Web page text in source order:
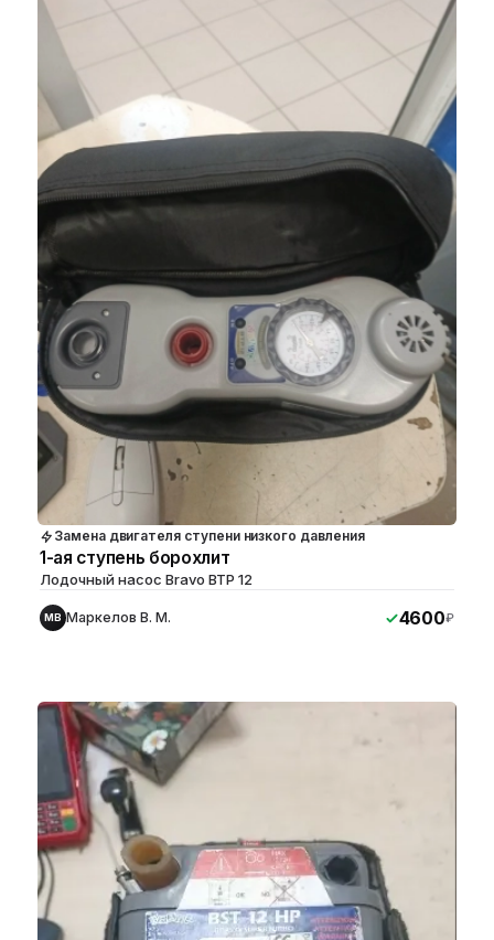
Замена двигателя ступени низкого давления
1-ая ступень борохлит
Лодочный насос Bravo BTP 12
МВ Маркелов В. М. 4600₽